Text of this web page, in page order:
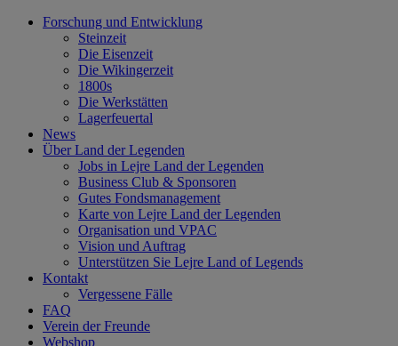
Skip
Forschung und Entwicklung
Steinzeit
Die Eisenzeit
Die Wikingerzeit
1800s
Die Werkstätten
Lagerfeuertal
News
Über Land der Legenden
Jobs in Lejre Land der Legenden
Business Club & Sponsoren
Gutes Fondsmanagement
Karte von Lejre Land der Legenden
Organisation und VPAC
Vision und Auftrag
Unterstützen Sie Lejre Land of Legends
Kontakt
Vergessene Fälle
FAQ
Verein der Freunde
Webshop